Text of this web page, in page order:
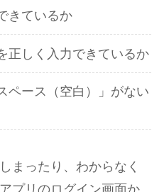
きているか
正しく入力できているか
ペース（空白）」がない
まったり、わからなく
プリのログイン画面か